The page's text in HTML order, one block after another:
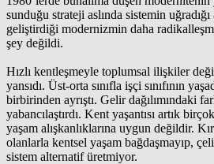
sunduğu strateji aslında sistemin
geliştirdiği modernizmin daha
şey değildi.
Hızlı kentleşmeyle toplumsal ilişkiler
yansıdı. Üst-orta sınıfla işçi sınıfının
birbirinden ayrıştı. Gelir dağılımındaki
yabancılaştırdı. Kent yaşantısı artık
yaşam alışkanlıklarına uygun değildir.
olanlarla kentsel yaşam bağdaşmayıp,
sistem alternatif üretmiyor.